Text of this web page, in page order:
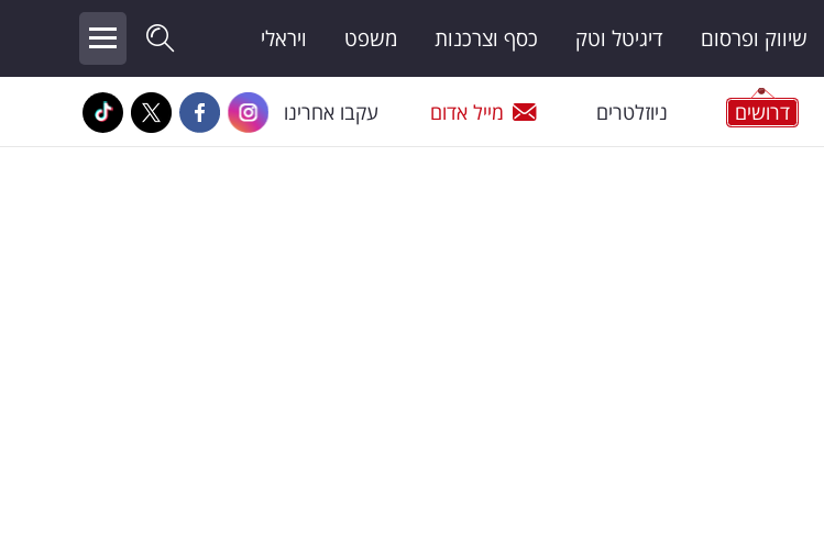
שיווק ופרסום דיגיטל וטק כסף וצרכנות משפט ויראלי
דרושים ניוזלטרים מייל אדום עקבו אחרינו